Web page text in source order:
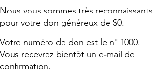
Nous vous sommes très reconnaissants
pour votre don généreux de $0.
Votre numéro de don est le n° 1000.
Vous recevrez bientôt un e‑mail de
confirmation.